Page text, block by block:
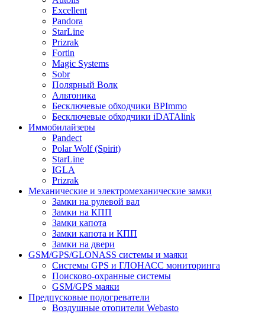
Excellent
Pandora
StarLine
Prizrak
Fortin
Magic Systems
Sobr
Полярный Волк
Альтоника
Бесключевые обходчики BPImmo
Бесключевые обходчики iDATAlink
Иммобилайзеры
Pandect
Polar Wolf (Spirit)
StarLine
IGLA
Prizrak
Механические и электромеханические замки
Замки на рулевой вал
Замки на КПП
Замки капота
Замки капота и КПП
Замки на двери
GSM/GPS/GLONASS системы и маяки
Системы GPS и ГЛОНАСС мониторинга
Поисково-охранные системы
GSM/GPS маяки
Предпусковые подогреватели
Воздушные отопители Webasto